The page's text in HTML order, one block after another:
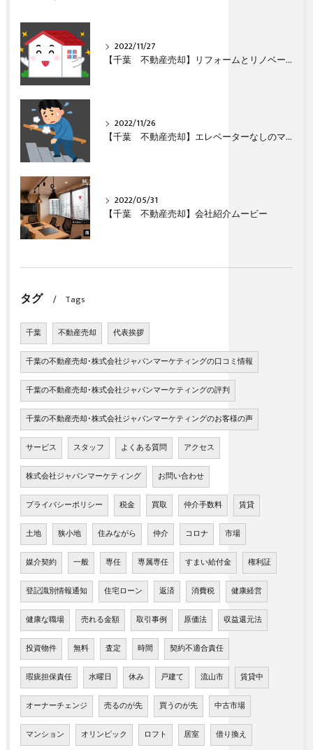
2022/11/27
【千葉 不動産売却】リフォームとリノベーションの違い
2022/11/26
【千葉 不動産売却】エレベーターなしのマンション（団地）は売れますか？
2022/05/31
【千葉 不動産売却】会社紹介ムービー
タグ Tags
千葉 不動産売却 代表挨拶
千葉の不動産売却･株式会社ジャパンマーケティングの口コミ情報
千葉の不動産売却･株式会社ジャパンマーケティングの評判
千葉の不動産売却･株式会社ジャパンマーケティングのお客様の声
サービス スタッフ よくある質問 アクセス
株式会社ジャパンマーケティング お問い合わせ
プライバシーポリシー 税金 買取 仲介手数料 賃貸
土地 狭小地 住みながら 仲介 コロナ 市場
媒介契約 一般 専任 専属専任 すまい給付金 権利証
登記識別情報通知 住宅ローン 返済 消費税 健康経営
健康な職場 売れる金額 取引事例 原価法 収益還元法
投資物件 無料 査定 時間 契約不適合責任
瑕疵担保責任 水曜日 休み 戸建て 流山市 賃貸中
オーナーチェンジ 売るのが先 買うのが先 中古市場
マンション オリンピック ロフト 居室 借り換え